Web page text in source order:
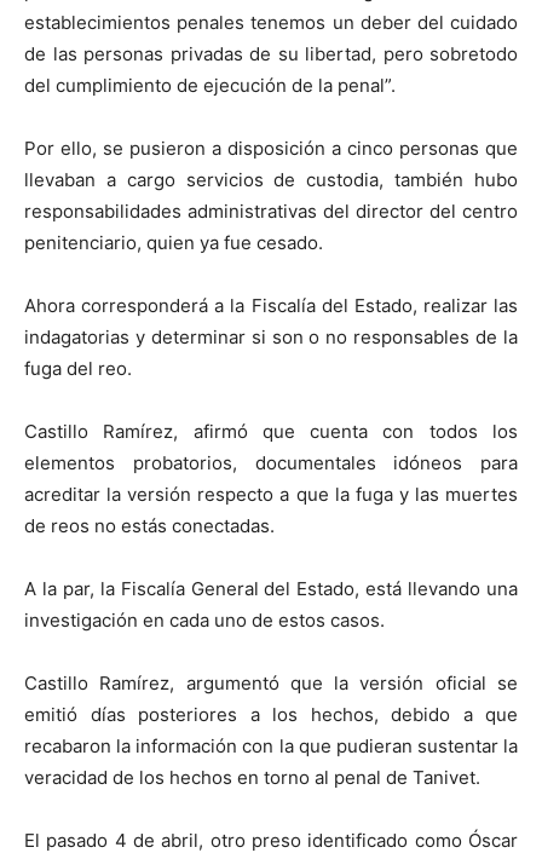
establecimientos penales tenemos un deber del cuidado
de las personas privadas de su libertad, pero sobretodo
del cumplimiento de ejecución de la penal”.
Por ello, se pusieron a disposición a cinco personas que
llevaban a cargo servicios de custodia, también hubo
responsabilidades administrativas del director del centro
penitenciario, quien ya fue cesado.
Ahora corresponderá a la Fiscalía del Estado, realizar las
indagatorias y determinar si son o no responsables de la
fuga del reo.
Castillo Ramírez, afirmó que cuenta con todos los
elementos probatorios, documentales idóneos para
acreditar la versión respecto a que la fuga y las muertes
de reos no estás conectadas.
A la par, la Fiscalía General del Estado, está llevando una
investigación en cada uno de estos casos.
Castillo Ramírez, argumentó que la versión oficial se
emitió días posteriores a los hechos, debido a que
recabaron la información con la que pudieran sustentar la
veracidad de los hechos en torno al penal de Tanivet.
El pasado 4 de abril, otro preso identificado como Óscar